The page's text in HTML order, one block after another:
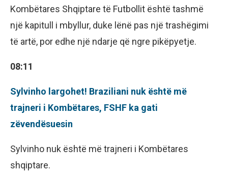
Kombëtares Shqiptare të Futbollit është tashmë
një kapitull i mbyllur, duke lënë pas një trashëgimi
të artë, por edhe një ndarje që ngre pikëpyetje.
08:11
Sylvinho largohet! Braziliani nuk është më
trajneri i Kombëtares, FSHF ka gati
zëvendësuesin
Sylvinho nuk është më trajneri i Kombëtares
shqiptare.